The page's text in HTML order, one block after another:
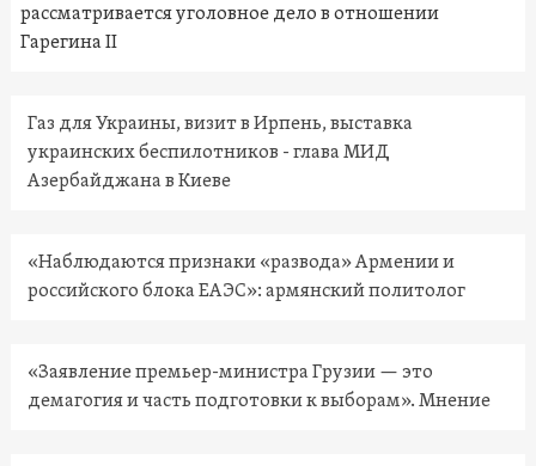
рассматривается уголовное дело в отношении
Гарегина II
Газ для Украины, визит в Ирпень, выставка
украинских беспилотников - глава МИД
Азербайджана в Киеве
«Наблюдаются признаки «развода» Армении и
российского блока ЕАЭС»: армянский политолог
«Заявление премьер-министра Грузии — это
демагогия и часть подготовки к выборам». Мнение